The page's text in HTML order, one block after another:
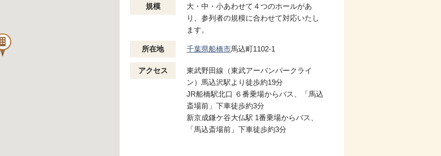
規模
大・中・小あわせて４つのホールがあ
り、参列者の規模に合わせて対応いたし
ます。
所在地 千葉県船橋市馬込町1102-1
アクセス
東武野田線（東武アーバンパークライ
ン）馬込沢駅より徒歩約19分
JR船橋駅北口 ６番乗場からバス、「馬込
斎場前」下車徒歩約3分
新京成鎌ケ谷大仏駅 1番乗場からバス、
「馬込斎場前」下車徒歩約3分